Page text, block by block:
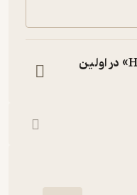
تخفیف با کد «HIFIDIBO» در اولین